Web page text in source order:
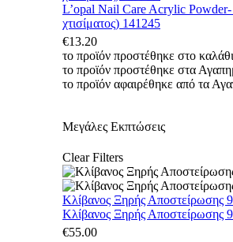
L’opal Nail Care Acrylic
χτισίματος) 141245
€13.20
το προϊόν προστέθηκε στο καλάθι
το προϊόν προστέθηκε στα
το προϊόν αφαιρέθηκε από τα
Μεγάλες Εκπτώσεις
Clear Filters
Κλίβανος Ξηρής Αποστείρωσης
Κλίβανος Ξηρής Αποστείρωσης
€55.00